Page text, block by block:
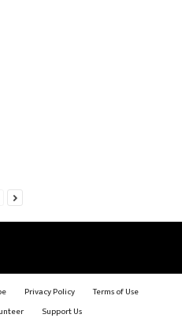
Privacy Policy
Terms of Use
Support Us